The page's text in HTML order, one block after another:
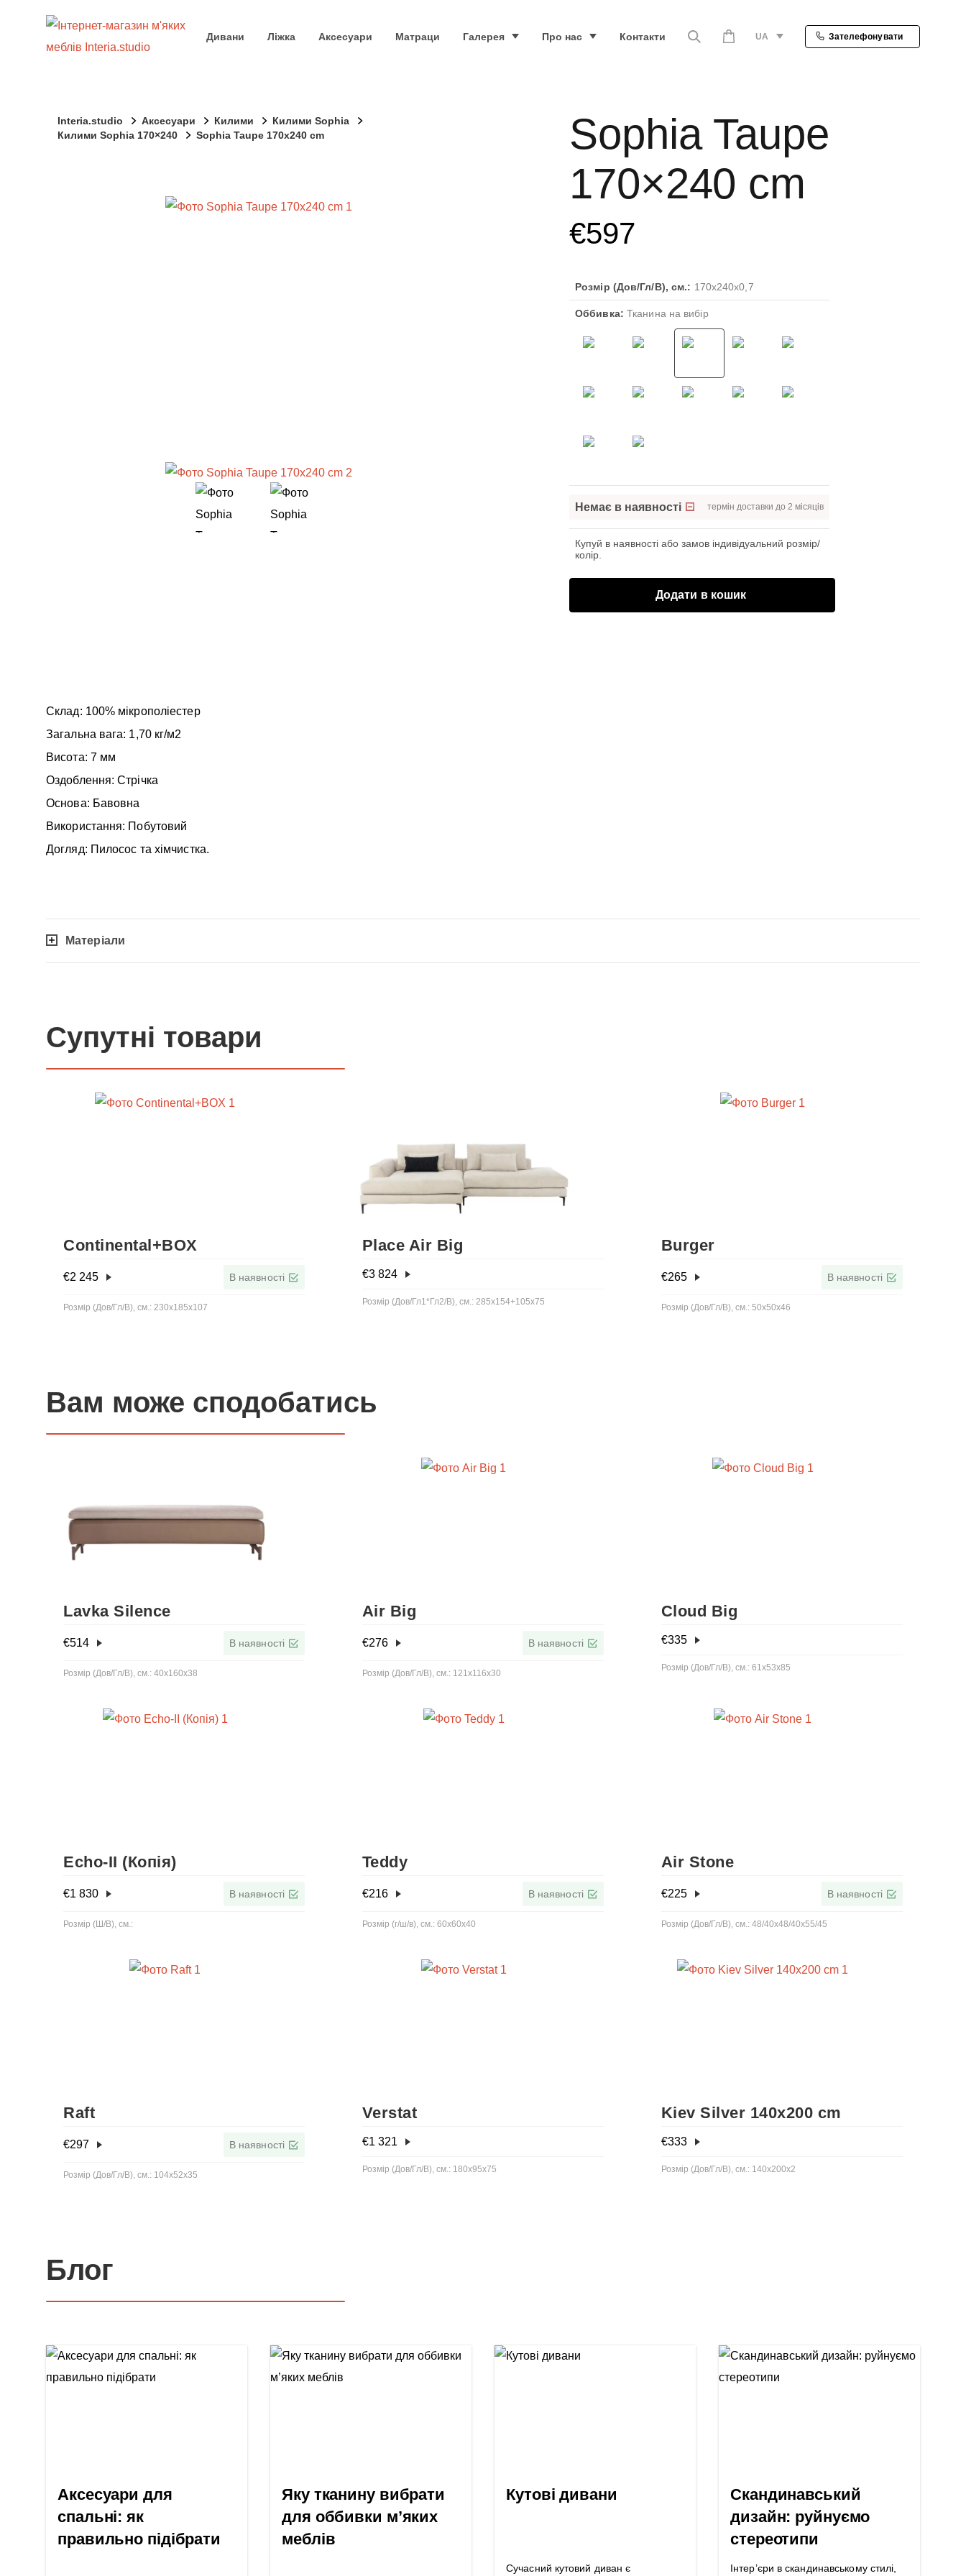
Дивани Ліжка Аксесуари Матраци Галерея Про нас Контакти UA Зателефонувати
Interia.studio Аксесуари Килими
Килими Sophia
Килими Sophia 170×240
Sophia Taupe 170x240 cm
Sophia Taupe
170×240 cm
€597
Розмір (Дов/Гл/В), см.: 170x240x0,7
Оббивка: Тканина на вибір
Немає в наявності термін доставки до 2 місяців
Купуй в наявності або замов індивідуальний розмір/
колір.
Додати в кошик
Склад: 100% мікрополіестер
Загальна вага: 1,70 кг/м2
Висота: 7 мм
Оздоблення: Стрічка
Основа: Бавовна
Використання: Побутовий
Догляд: Пилосос та хімчистка.
Матеріали
Супутні товари
Continental+BOX
€2 245 В наявності
Розмір (Дов/Гл/В), см.: 230x185x107
Place Air Big
€3 824
Розмір (Дов/Гл1*Гл2/В), см.: 285x154+105x75
Burger
€265 В наявності
Розмір (Дов/Гл/В), см.: 50x50x46
Вам може сподобатись
Lavka Silence
€514 В наявності
Розмір (Дов/Гл/В), см.: 40x160x38
Air Big
€276 В наявності
Розмір (Дов/Гл/В), см.: 121x116x30
Cloud Big
€335
Розмір (Дов/Гл/В), см.: 61x53x85
Echo-IІ (Копія)
€1 830 В наявності
Розмір (Ш/В), см.:
Teddy
€216 В наявності
Розмір (г/ш/в), см.: 60x60x40
Air Stone
€225 В наявності
Розмір (Дов/Гл/В), см.: 48/40x48/40x55/45
Raft
€297 В наявності
Розмір (Дов/Гл/В), см.: 104x52x35
Verstat
€1 321
Розмір (Дов/Гл/В), см.: 180x95x75
Kiev Silver 140x200 cm
€333
Розмір (Дов/Гл/В), см.: 140x200x2
Блог
Аксесуари для
спальні: як
правильно підібрати
Яку тканину вибрати
для оббивки м’яких
меблів
Кутові дивани
Сучасний кутовий диван є
Скандинавський
дизайн: руйнуємо
стереотипи
Інтер’єри в скандинавському стилі,